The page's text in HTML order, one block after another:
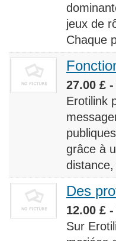
jeux de
Chaque
27.00 £
Erotilink
grâce à
Des
12.00 £
Sur